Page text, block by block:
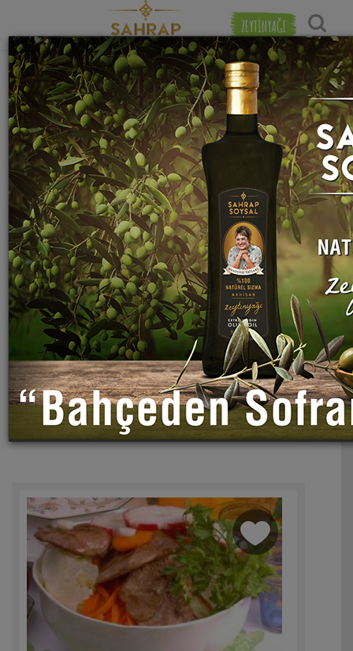
ZEYTİNYAĞI
"kuzu külbastı" etiketiyle eşleşen (3) tarif
bulundu.
Popülerlik